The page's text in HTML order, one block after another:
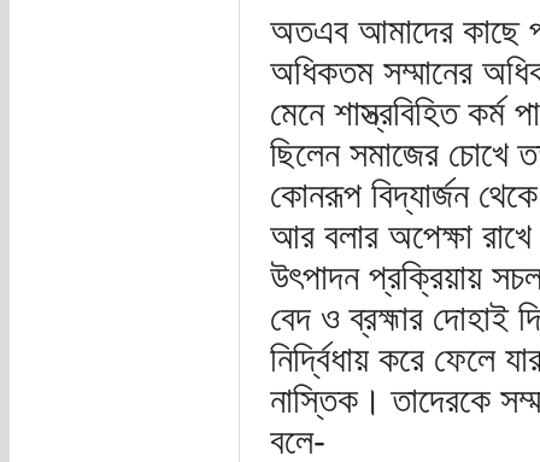
অতএব আমাদের কাছে
অধিকতম সম্মানের
মেনে শাস্ত্রবিহিত
ছিলেন সমাজের চোখে
কোনরূপ বিদ্যার্জন
আর বলার অপেক্ষা
উৎপাদন প্রক্রিয়ায়
বেদ ও ব্রহ্মার দোহাই
নির্দ্বিধায় করে ফেলে
নাস্তিক। তাদেরকে
বলে-